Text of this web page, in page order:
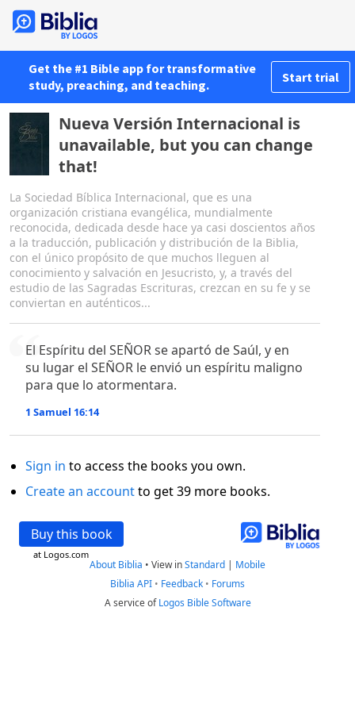
Get the #1 Bible app for transformative
study, preaching, and teaching.
Start trial
Nueva Versión Internacional is
unavailable, but you can change
that!
La Sociedad Bíblica Internacional, que es una
organización cristiana evangélica, mundialmente
reconocida, dedicada desde hace ya casi doscientos años
a la traducción, publicación y distribución de la Biblia,
con el único propósito de que muchos lleguen al
conocimiento y salvación en Jesucristo, y, a través del
estudio de las Sagradas Escrituras, crezcan en su fe y se
conviertan en auténticos...
El Espíritu del SEÑOR se apartó de Saúl, y en
su lugar el SEÑOR le envió un espíritu maligno
para que lo atormentara.
1 Samuel 16:14
Sign in to access the books you own.
Create an accountto get 39 more books.
Buy this book
at Logos.com
About Biblia • View inStandard | Mobile
Biblia API • Feedback • Forums
A service ofLogos Bible Software